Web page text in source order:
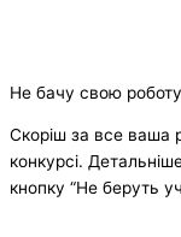
Не бачу свою роботу
Скоріш за все ваша
конкурсі.
кнопку “Не беруть